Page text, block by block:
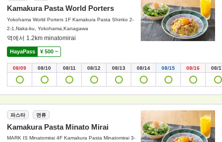
Kamakura Pasta World Porters
Yokohama World Porters 1F Kamakura Pasta Shinko 2-
2-1,Naka-ku, Yokohama,Kanagawa
역에서 1.2km minatomirai
HayaPass ¥ 500 ~
08/09 08/10 08/11 08/12 08/13 08/14 08/15 08/16 08/
파스타 면류
Kamakura Pasta Minato Mirai
MARK IS Minatomirai 4F Kamakura Pasta Minatomirai 3-